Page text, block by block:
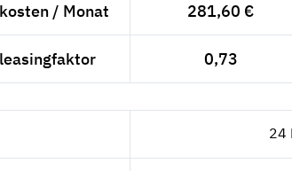
/ Monat 281,60 €
0,73
24